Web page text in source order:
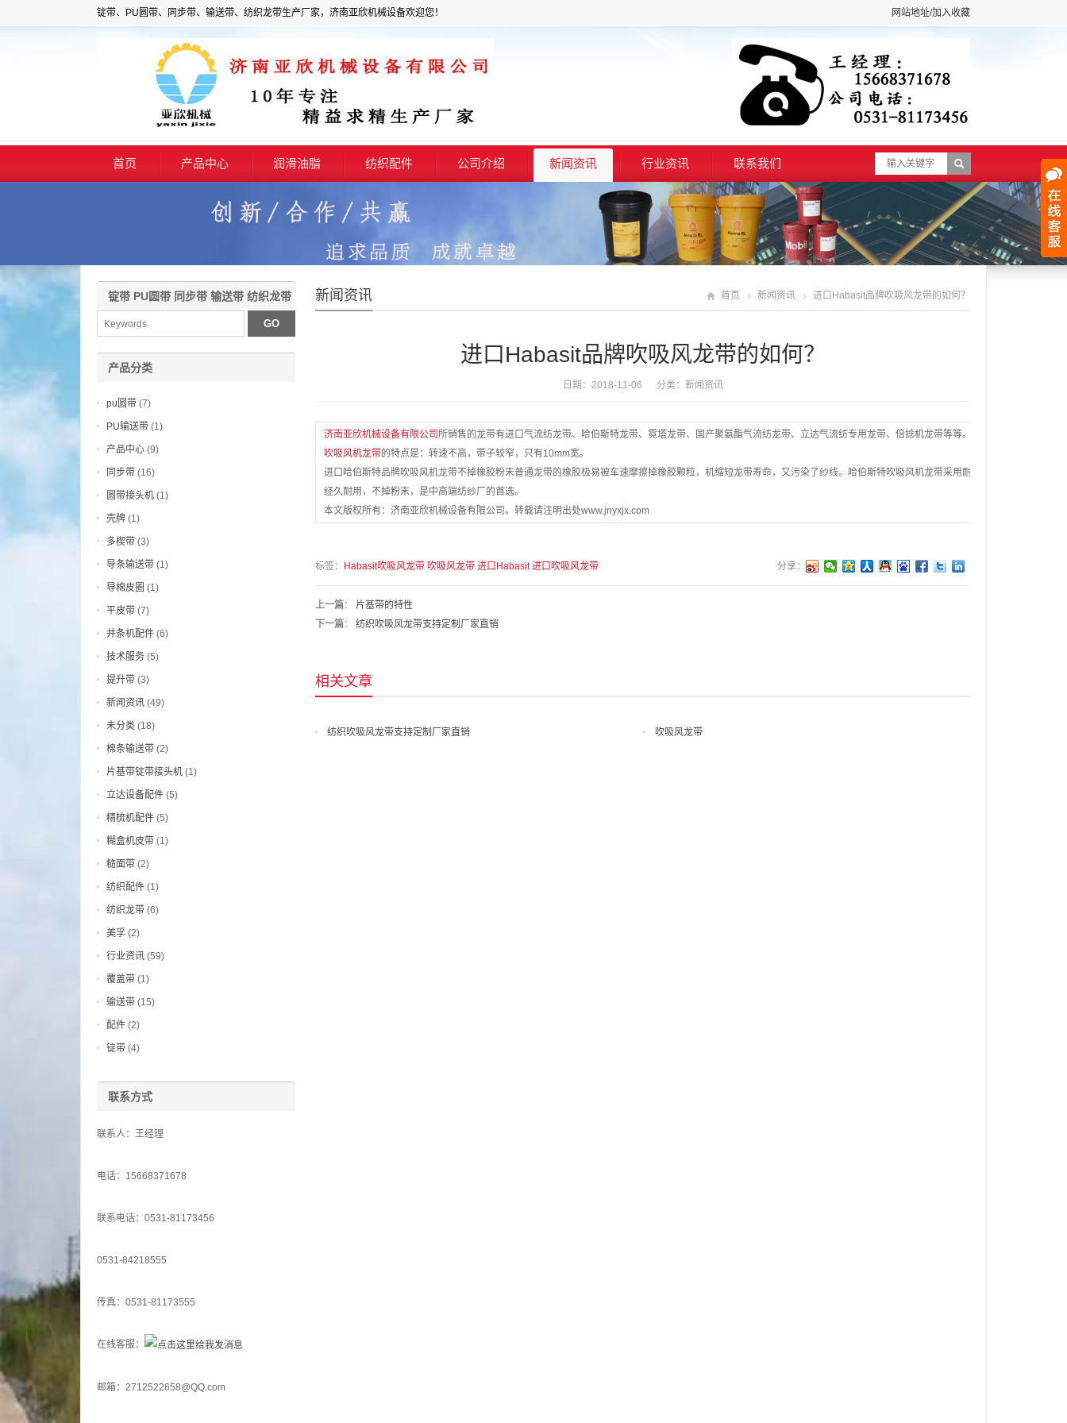
锭带、PU圆带、同步带、输送带、纺织龙带生产厂家，济南亚欣机械设备欢迎您！ 网站地址/加入收藏
首页 产品中心 润滑油脂 纺织配件 公司介绍 新闻资讯 行业资讯 联系我们
新闻资讯 首页 新闻资讯 进口Habasit品牌吹吸风龙带的如何？
进口Habasit品牌吹吸风龙带的如何？
日期：2018-11-06 分类： 新闻资讯
济南亚欣机械设备有限公司 所销售的龙带有进口气流纺龙带、哈伯斯特龙带、霓塔龙带、国产聚氨酯气流纺龙带、立达气流纺专用龙带、倍捻机龙带等等。
吹吸风机龙带的特点是：转速不高，带子较窄，只有10mm宽。
进口哈伯斯特品牌吹吸风机龙带不掉橡胶粉末普通龙带的橡胶极易被车速摩擦掉橡胶颗粒，机缩短龙带寿命，又污染了纱线。哈伯斯特吹吸风机龙带采用耐磨的特殊配方橡胶，
经久耐用，不掉粉末，是中高端纺纱厂的首选。
本文版权所有：济南亚欣机械设备有限公司。转载请注明出处www.jnyxjx.com
标签： Habasit吹吸风龙带 吹吸风龙带 进口Habasit 进口吹吸风龙带 分享：
上一篇： 片基带的特性
下一篇： 纺织吹吸风龙带支持定制厂家直销
相关文章
纺织吹吸风龙带支持定制厂家直销 吹吸风龙带
锭带 PU圆带 同步带 输送带 纺织龙带
产品分类
pu圆带 (7)
PU输送带 (1)
产品中心 (9)
同步带 (16)
圆带接头机 (1)
壳牌 (1)
多楔带 (3)
导条输送带 (1)
导棉皮圈 (1)
平皮带 (7)
并条机配件 (6)
技术服务 (5)
提升带 (3)
新闻资讯 (49)
未分类 (18)
棉条输送带 (2)
片基带锭带接头机 (1)
立达设备配件 (5)
精梳机配件 (5)
糊盒机皮带 (1)
糙面带 (2)
纺织配件 (1)
纺织龙带 (6)
美孚 (2)
行业资讯 (59)
覆盖带 (1)
输送带 (15)
配件 (2)
锭带 (4)
联系方式
联系人：王经理
电话：15668371678
联系电话：0531-81173456
0531-84218555
传真：0531-81173555
在线客服：
邮箱：2712522658@QQ.com